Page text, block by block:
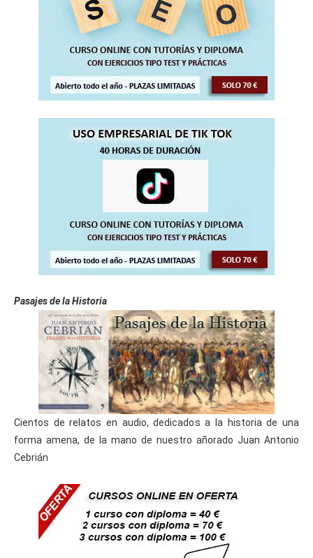
Pasajes de la Historia
Cientos de relatos en audio, dedicados a la historia de una
forma amena, de la mano de nuestro añorado Juan Antonio
Cebrián